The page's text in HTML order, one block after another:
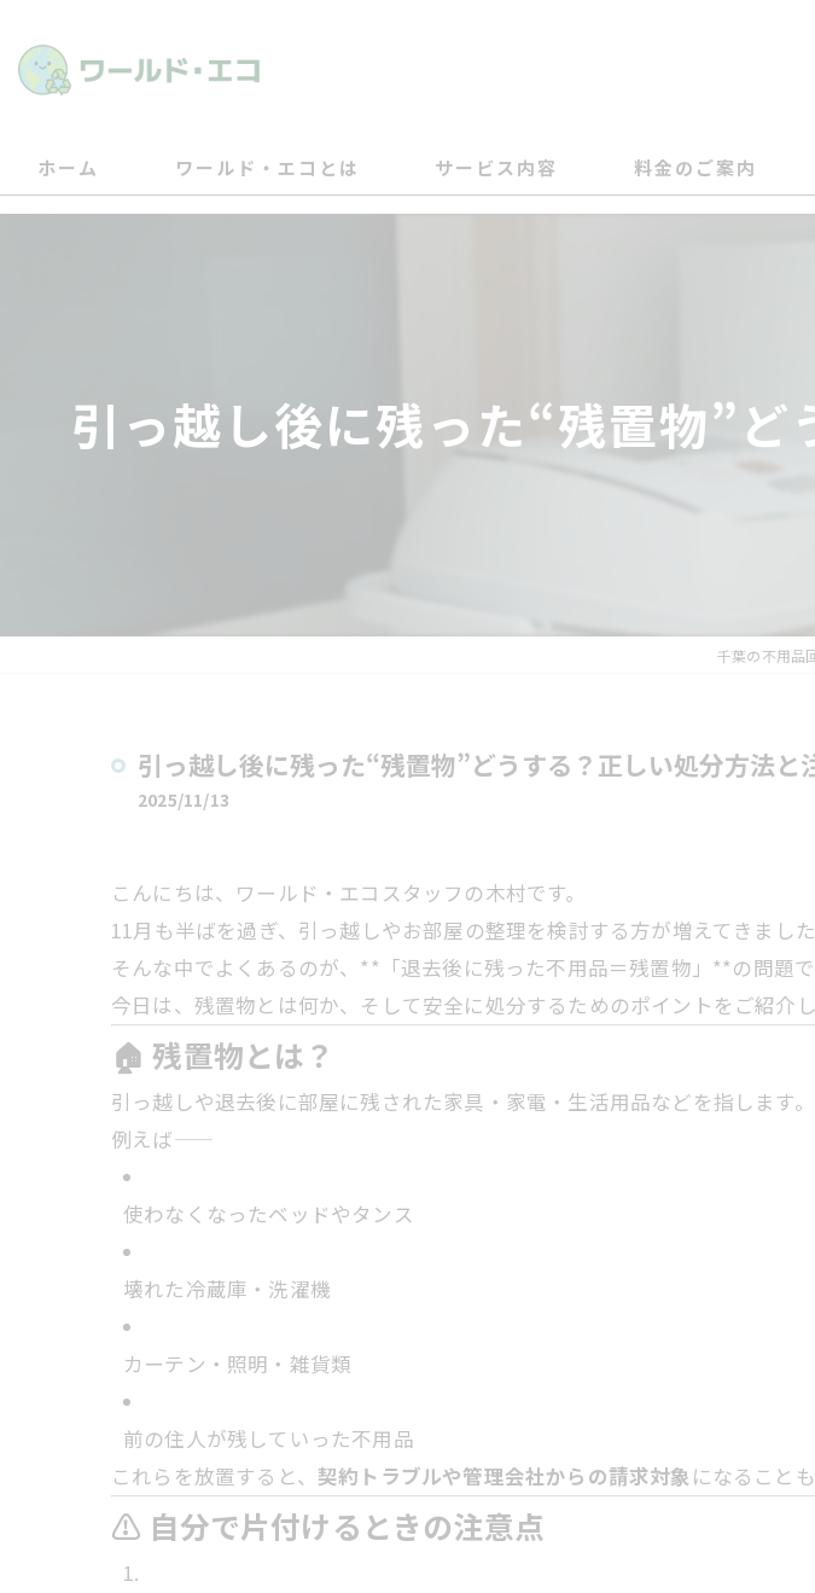
ホーム ワールド・エコとは サービス内容 料金のご案内
引っ越し後に残った“残置物”
千葉の不用品
引っ越し後に残った“残置物”どうする？正しい処分方法と
2025/11/13
こんにちは、ワールド・エコスタッフの木村です。
11月も半ばを過ぎ、引っ越しやお部屋の整理を検討する方が増えてきました
そんな中でよくあるのが、**「退去後に残った不用品＝残置物」**の問題で
今日は、残置物とは何か、そして安全に処分するためのポイントをご紹介し
🏠 残置物とは？
引っ越しや退去後に部屋に残された家具・家電・生活用品などを指します。
例えば――
使わなくなったベッドやタンス
壊れた冷蔵庫・洗濯機
カーテン・照明・雑貨類
前の住人が残していった不用品
これらを放置すると、 契約トラブルや管理会社からの請求対象 になること
⚠️ 自分で片付けるときの注意点